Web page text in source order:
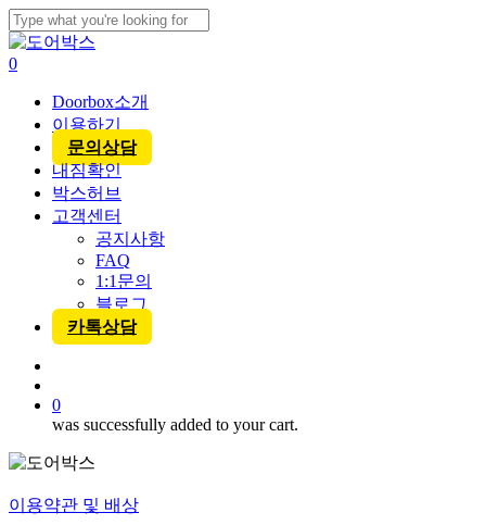
Skip
to
main
content
Close
Search
account
0
Doorbox소개
이용하기
문의상담
내짐확인
박스허브
고객센터
공지사항
FAQ
1:1문의
블로그
카톡상담
0
was successfully added to your cart.
이용약관 및 배상